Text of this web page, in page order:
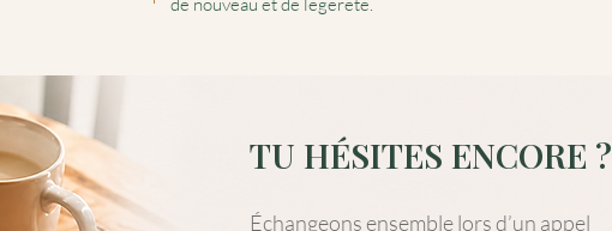
TU HÉSITES ENCORE ?
Échangeons ensemble lors d’un appel